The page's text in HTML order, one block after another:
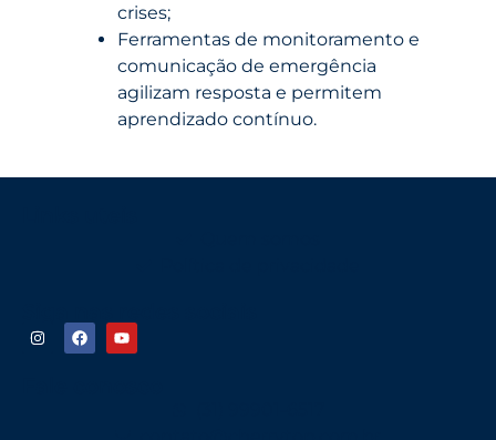
crises;
Ferramentas de monitoramento e
comunicação de emergência
agilizam resposta e permitem
aprendizado contínuo.